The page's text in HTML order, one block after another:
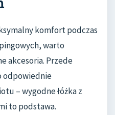
komfort podczas
warto
akcesoria. Przede
odpowiednie
– wygodne łóżka z
to podstawa.